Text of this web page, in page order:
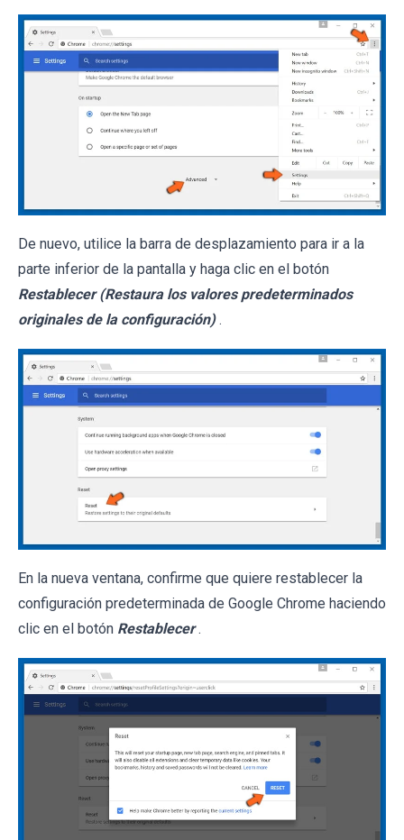
De nuevo, utilice la barra de desplazamiento para ir a la
parte inferior de la pantalla y haga clic en el botón
Restablecer (Restaura los valores predeterminados
originales de la configuración) .
En la nueva ventana, confirme que quiere restablecer la
configuración predeterminada de Google Chrome haciendo
clic en el botón Restablecer .